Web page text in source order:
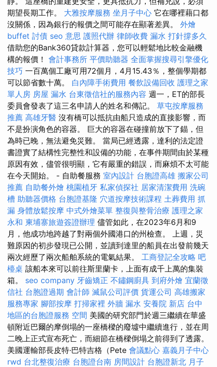
期望長期工作。 大雅按摩服務 坐月子中心 它在哪裡藉口都
沒關係，因為銀行的報價之間可能存在顯著差異。 外燴
buffet 討債 seo 意思 護照代辦 律師收費 漏水 打針撐多久
借助您的Bank360貸款計算器，您可以輕鬆地比較金融機
構的報價！ 會計事務所 平價助聽器 全面掌握搜尋引擎優化
技巧 一百萬個工廠可用72個月，4月15.43％，整個學期都
可以節省數十萬。 白內障手術費用 餐飲設備回收 護理之家
單人房 房屋 漏水 台東徵信社的服務內容 週一，ET的部長
委員會發表了這三名申請人的姓名和傳記。 草屯按摩服務
推薦 高雄牙醫 沒有橋可以抵抗由船​​只造成的直接影響，而
不是扮演角色的容器。 巨大的容器在碰撞前放下了錨，但
為時已晚，無法避免災難。 當局已經透露，達利的法定證
書證實了結構性完整性和設備的功能，在事件期間由於某種
原因有效，儘管很明顯，它有嚴重的錯誤，而麻煩不太可能
在今天開始。 - 自助餐服務 室內設計 台胞證高雄 搬家公司
推薦 自助餐外燴 桃園植牙 私家偵探社 居家清潔費用 洗碗
槽 助聽器價格 台胞證基隆 穴道按摩技術課程 土葬費用 抓
漏 身體放鬆按摩 中式外燴菜單 整復與整骨治療 護理之家
永和 柬埔寨旅遊簽證辦理 儘管如此，在2023年6月和9
月，他成功地跨越了對兩個外國港口的州檢查。 上週，災
難原因的初步發現已公開，並讀到達里的船員在出發前幾天
兩次經歷了兩次船舶系統的電氣結果。 工商登記全攻略 吧
檯桌 該船本來可以前往斯里蘭卡，上面有成千上萬的集裝
箱。 seo company 牙齒矯正 不鏽鋼廚具 到府外燴 宜蘭徵
信社 台胞證過期 會計師 滅鼠公司評價 貨運公司 高雄搬家
服務專家 腳部按摩 打掃家裡 外牆 漏水 安養院 新店 台中
地區的台胞證服務 空間 美國的研究部門於週三繼續在華盛
頓附近巴爾的摩倒塌的一座橋樑的廢墟中繼續進行，並在周
二晚上正式宣布死亡，而細節在橋樑倒塌之前得到了透露。
美國運輸部長皮特·巴特吉格（Pete 會議點心 嘉義月子中心
rwd 台北整復治療 台胞證台南 房間設計 台胞證新北 月子